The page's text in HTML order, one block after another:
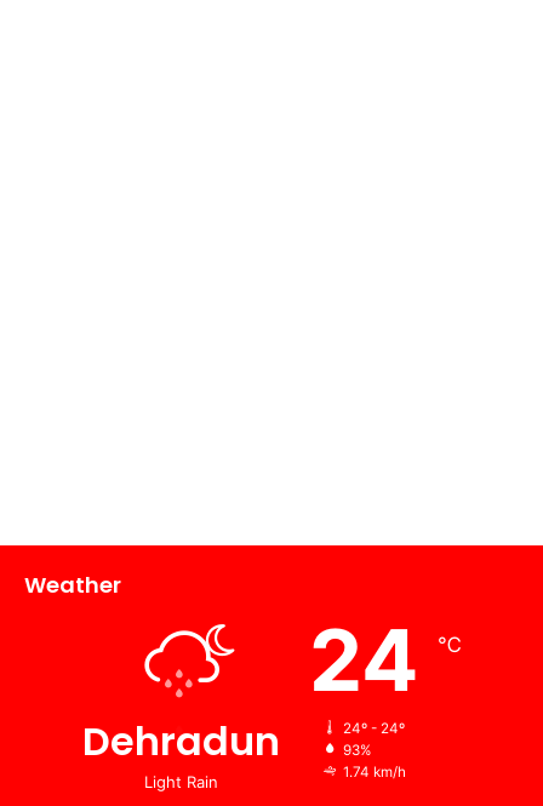
Weather
Dehradun
Light Rain
24 ℃
24º - 24º
93%
1.74 km/h